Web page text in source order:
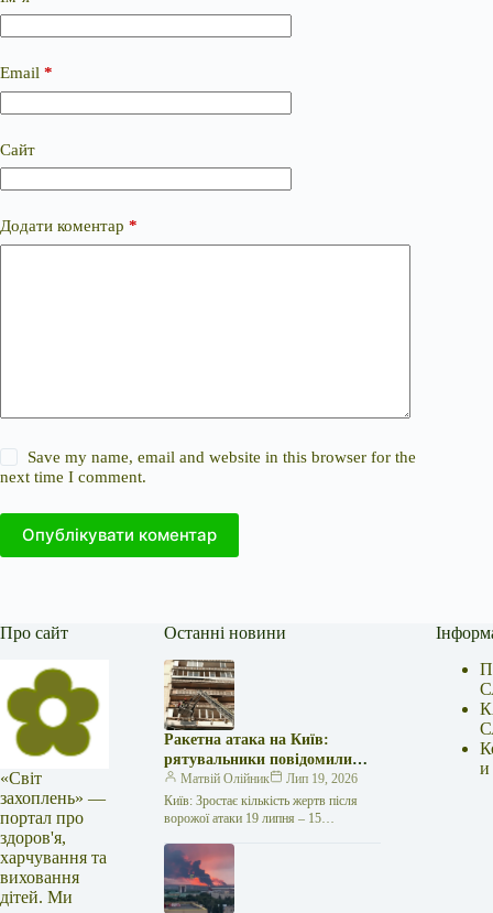
Email *
Сайт
Додати коментар *
Save my name, email and website in this browser for the
next time I comment.
Опублікувати коментар
Про сайт
«Світ
захоплень» —
портал про
здоров'я,
харчування та
виховання
дітей. Ми
Останні новини
Ракетна атака на Київ:
рятувальники повідомили
про 15 поранених
Матвій Олійник
Лип 19, 2026
Київ: Зростає кількість жертв після
ворожої атаки 19 липня – 15
російської агресії, що сталася у
столиці…
и